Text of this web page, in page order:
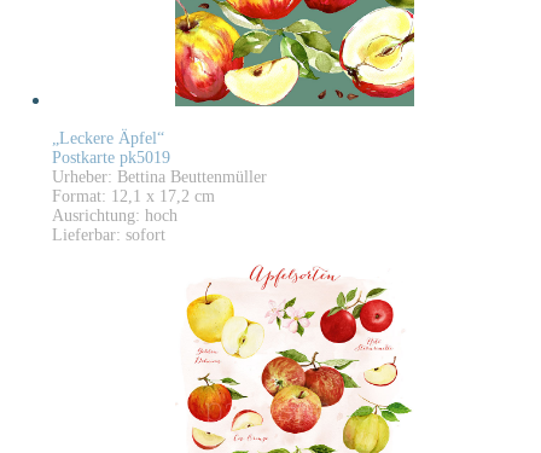
„Leckere Äpfel“
Postkarte pk5019
Urheber: Bettina Beuttenmüller
Format: 12,1 x 17,2 cm
Ausrichtung: hoch
Lieferbar: sofort